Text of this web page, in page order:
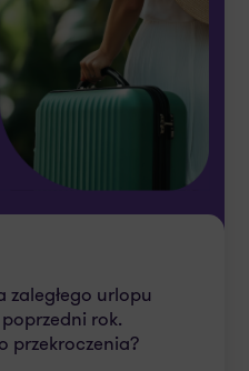
urlopu
rok.
przekroczenia?